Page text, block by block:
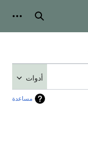
بحث
أدوات
مساعدة